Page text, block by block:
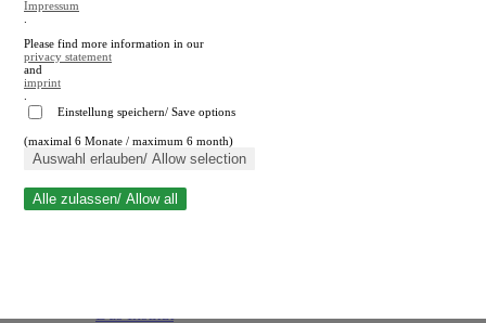
Suche schließen
Impressum
Please find more information in our
privacy statement
and
imprint
Einstellung speichern/ Save options
(maximal 6 Monate / maximum 6 month)
Auswahl erlauben/ Allow selection
Alle zulassen/ Allow all